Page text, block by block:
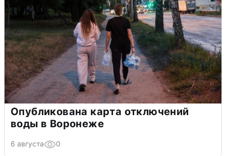
Опубликована карта отключений
воды в Воронеже
6 августа 0